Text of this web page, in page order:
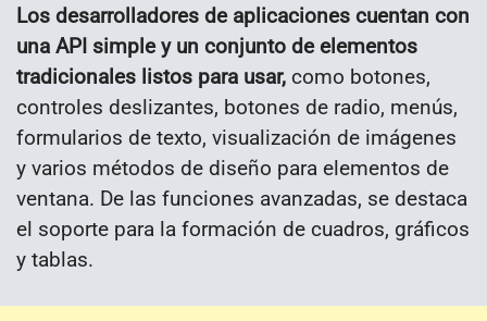
Los desarrolladores de aplicaciones cuentan con
una API simple y un conjunto de elementos
tradicionales listos para usar, como botones,
controles deslizantes, botones de radio, menús,
formularios de texto, visualización de imágenes
y varios métodos de diseño para elementos de
ventana. De las funciones avanzadas, se destaca
el soporte para la formación de cuadros, gráficos
y tablas.